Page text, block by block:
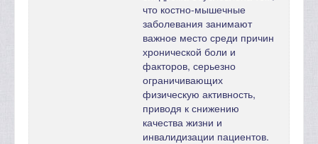
что костно-мышечные
заболевания занимают
важное место среди причин
хронической боли и
факторов, серьезно
ограничивающих
физическую активность,
приводя к снижению
качества жизни и
инвалидизации пациентов.